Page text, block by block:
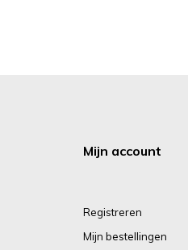
Mijn account
Registreren
Mijn bestellingen